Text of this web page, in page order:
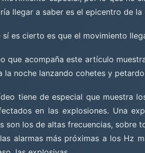
llegar a saber es el epicentro de la
sí es cierto es que el movimiento
que acompaña este artículo
la noche lanzando cohetes y
tiene de especial que muestra
en las explosiones. Una
son los de altas frecuencias, sobre
alarmas más próximas a los Hz